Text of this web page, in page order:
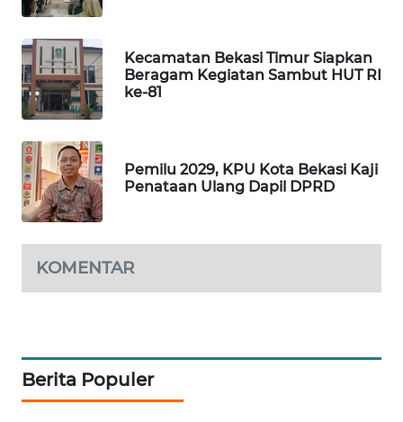
Kecamatan Bekasi Timur Siapkan
Beragam Kegiatan Sambut HUT RI
ke-81
Pemilu 2029, KPU Kota Bekasi Kaji
Penataan Ulang Dapil DPRD
KOMENTAR
Berita Populer
METRO
NEWS
METRO
JAKARTA
KRT
NEWS
NEWS
HUMBANG
NEWS